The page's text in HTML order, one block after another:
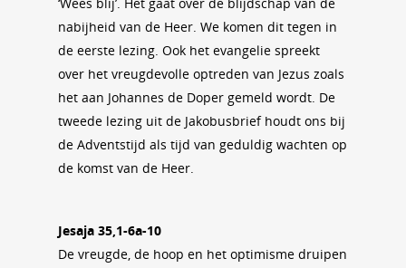
nabijheid van de Heer. We komen dit tegen in
de eerste lezing. Ook het evangelie spreekt
over het vreugdevolle optreden van Jezus zoals
het aan Johannes de Doper gemeld wordt. De
tweede lezing uit de Jakobusbrief houdt ons bij
de Adventstijd als tijd van geduldig wachten op
de komst van de Heer.
Jesaja 35,1-6a-10
De vreugde, de hoop en het optimisme druipen